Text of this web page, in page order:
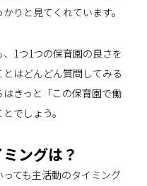
りと見てくれています。
1つ1つの保育園の良さを
はどんどん質問してみる
きっと「この保育園で働
でしょう。
ングは？
ても主活動のタイミング